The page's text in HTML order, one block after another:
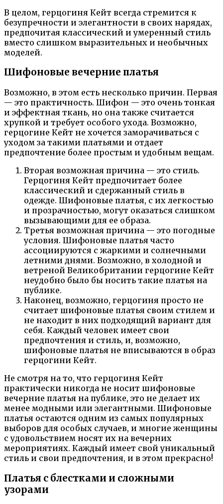
В целом, герцогиня Кейт всегда стремится к
безупречности и элегантности в своих нарядах,
предпочитая классический и умеренный стиль
вместо слишком выразительных и необычных
моделей.
Шифоновые вечерние платья
Возможно, в этом есть несколько причин. Первая
— это практичность. Шифон — это очень тонкая
и эффектная ткань, но она также считается
хрупкой и требует особого ухода. Возможно,
герцогине Кейт не хочется заморачиваться с
уходом за такими платьями и отдает
предпочтение более простым и удобным вещам.
Вторая возможная причина — это стиль.
Герцогиня Кейт предпочитает более
классический и сдержанный стиль в
одежде. Шифоновые платья, с их легкостью
и прозрачностью, могут оказаться слишком
вызывающими для ее образа.
Третья возможная причина — это погодные
условия. Шифоновые платья часто
ассоциируются с жаркими и солнечными
летними днями. Возможно, в холодной и
ветреной Великобритании герцогине Кейт
неудобно было бы носить такие платья на
публике.
Наконец, возможно, герцогиня просто не
считает шифоновые платья своим стилем и
не находит в них подходящий вариант для
себя. Каждый человек имеет свои
предпочтения и стиль, и, возможно,
шифоновые платья не вписываются в образ
герцогини Кейт.
Не смотря на то, что герцогиня Кейт
практически никогда не носит шифоновые
вечерние платья на публике, это не делает их
менее модными или элегантными. Шифоновые
платья остаются одним из самых популярных
выборов для особых случаев, и многие женщины
с удовольствием носят их на вечерних
мероприятиях. Каждый имеет свой уникальный
стиль и свои предпочтения, и в этом прекрасно!
Платья с блестками и сложными
узорами